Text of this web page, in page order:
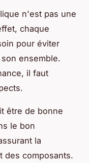
n'est pas une
chaque
pour éviter
ensemble.
il faut
être de bonne
le bon
la
des composants.